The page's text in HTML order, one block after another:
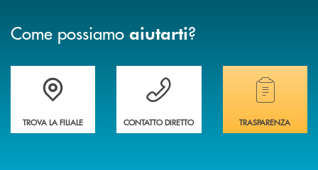
Come possiamo aiutarti?
Accedi all' elenco completo delle filiali
TROVA LA FILIALE
Vuoi avere maggiori informazioni sulla
CONTATTO DIRETTO
Hai bisogno di
TRASPARENZA